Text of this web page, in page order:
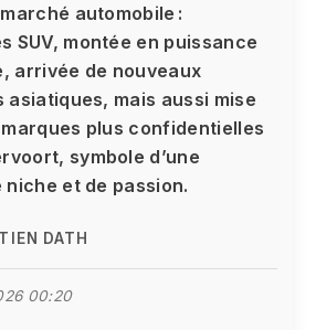
automobile :
SUV, montée en puissance
arrivée de nouveaux
mais aussi mise
plus confidentielles
symbole d’une
niche et de passion.
DATH
00:20